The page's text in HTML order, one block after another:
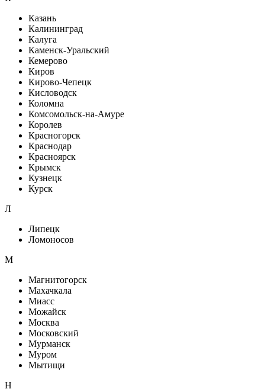
Казань
Калининград
Калуга
Каменск-Уральский
Кемерово
Киров
Кирово-Чепецк
Кисловодск
Коломна
Комсомольск-на-Амуре
Королев
Красногорск
Краснодар
Красноярск
Крымск
Кузнецк
Курск
Л
Липецк
Ломоносов
М
Магнитогорск
Махачкала
Миасс
Можайск
Москва
Московский
Мурманск
Муром
Мытищи
Н